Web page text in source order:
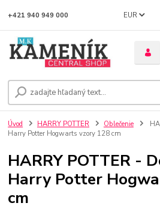
EUR
+421 940 949 000
Úvod HARRY POTTER Oblečenie
Harry Potter Hogwarts vzory 128 cm
HARRY POTTER -
Harry Potter
cm